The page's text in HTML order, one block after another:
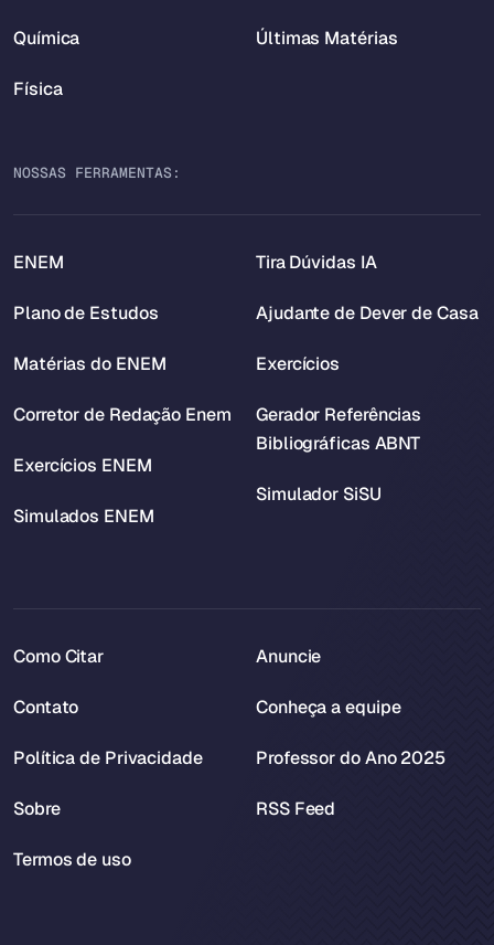
Química
Física
Últimas Matérias
NOSSAS FERRAMENTAS:
ENEM
Plano de Estudos
Matérias do ENEM
Corretor de Redação Enem
Exercícios ENEM
Simulados ENEM
Tira Dúvidas IA
Ajudante de Dever de Casa
Exercícios
Gerador Referências
Bibliográficas ABNT
Simulador SiSU
Como Citar
Contato
Política de Privacidade
Sobre
Termos de uso
Anuncie
Conheça a equipe
Professor do Ano 2025
RSS Feed